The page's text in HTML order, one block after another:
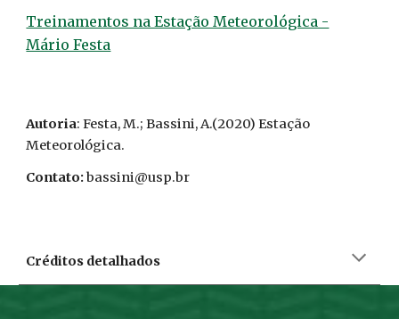
Treinamentos na Estação Meteorológica -
Mário Festa
Autoria: Festa, M.; Bassini, A.(2020) Estação
Meteorológica.
Contato:bassini@usp.br
Créditos detalhados